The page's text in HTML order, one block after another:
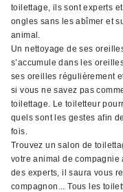
toilettage, ils sont experts
ongles sans les abîmer et
animal.
Un nettoyage de ses
s’accumule dans les
ses oreilles régulièrement
si vous ne savez pas
toilettage. Le toiletteur
quels sont les gestes afin
fois.
Trouvez un salon de
votre animal de compagnie
des experts, il saura vous
compagnon... Tous les